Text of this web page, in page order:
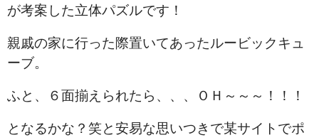
が考案した立体パズルです！
親戚の家に行った際置いてあったルービックキュ
ーブ。
ふと、６面揃えられたら、、、ＯＨ～～～！！！
となるかな？笑と安易な思いつきで某サイトでポ